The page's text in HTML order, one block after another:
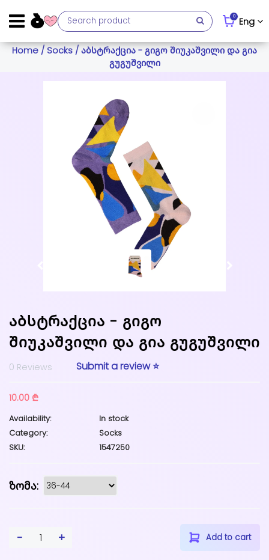
Eng
0
Home / Socks / აბსტრაქცია - გიგო შიუკაშვილი და გია
გუგუშვილი
აბსტრაქცია - გიგო
შიუკაშვილი და გია გუგუშვილი
0 Reviews Submit a review ⭐
10.00 ₾
Availability:
In stock
Category:
Socks
SKU:
1547250
ზომა:
- 1 + Add to cart